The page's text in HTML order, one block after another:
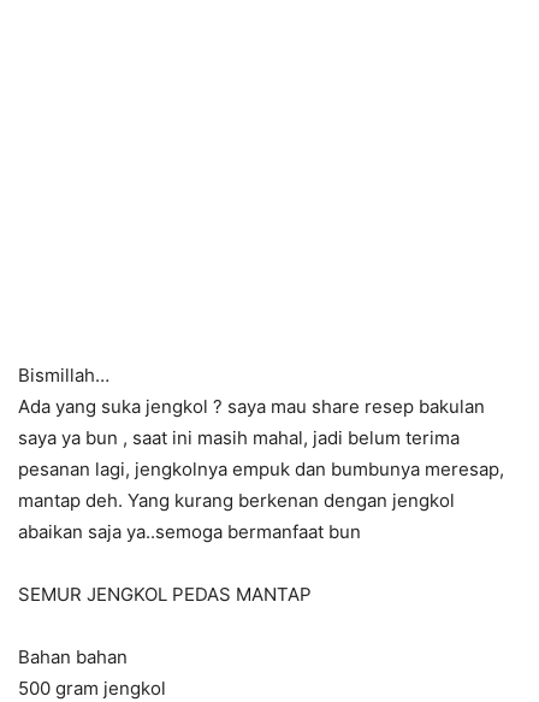
Bismillah…
Ada yang suka jengkol ? saya mau share resep bakulan
saya ya bun , saat ini masih mahal, jadi belum terima
pesanan lagi, jengkolnya empuk dan bumbunya meresap,
mantap deh. Yang kurang berkenan dengan jengkol
abaikan saja ya..semoga bermanfaat bun
SEMUR JENGKOL PEDAS MANTAP
Bahan bahan
500 gram jengkol